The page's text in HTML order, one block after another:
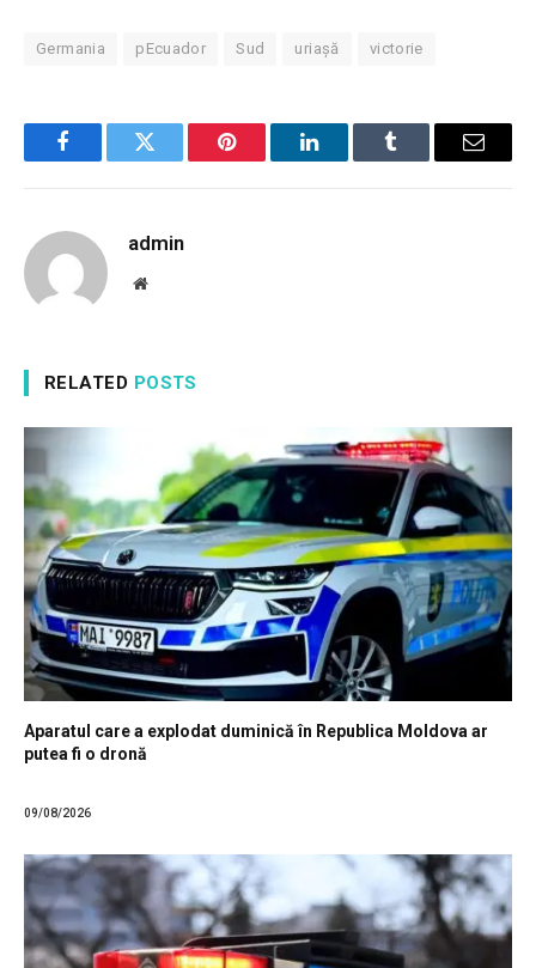
Germania pEcuador Sud uriașă victorie
FacebookTwitter Pinterest LinkedInTumblr Email
admin
Website
RELATED POSTS
Aparatul care a explodat duminică în Republica Moldova ar
putea fi o dronă
09/08/2026